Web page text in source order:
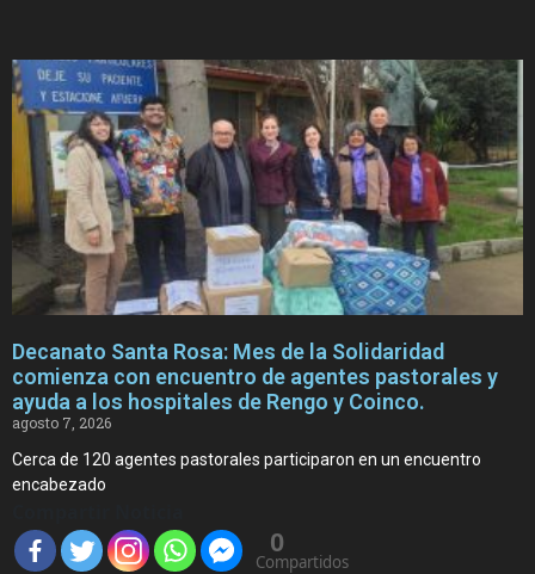
Decanato Santa Rosa: Mes de la Solidaridad
comienza con encuentro de agentes pastorales y
ayuda a los hospitales de Rengo y Coinco.
agosto 7, 2026
Cerca de 120 agentes pastorales participaron en un encuentro
encabezado
0
Compartidos